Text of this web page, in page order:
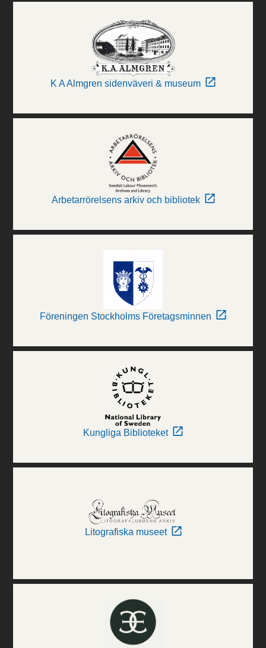
K A Almgren sidenväveri & museum
Arbetarrörelsens arkiv och bibliotek
Föreningen Stockholms Företagsminnen
Kungliga Biblioteket
Litografiska museet